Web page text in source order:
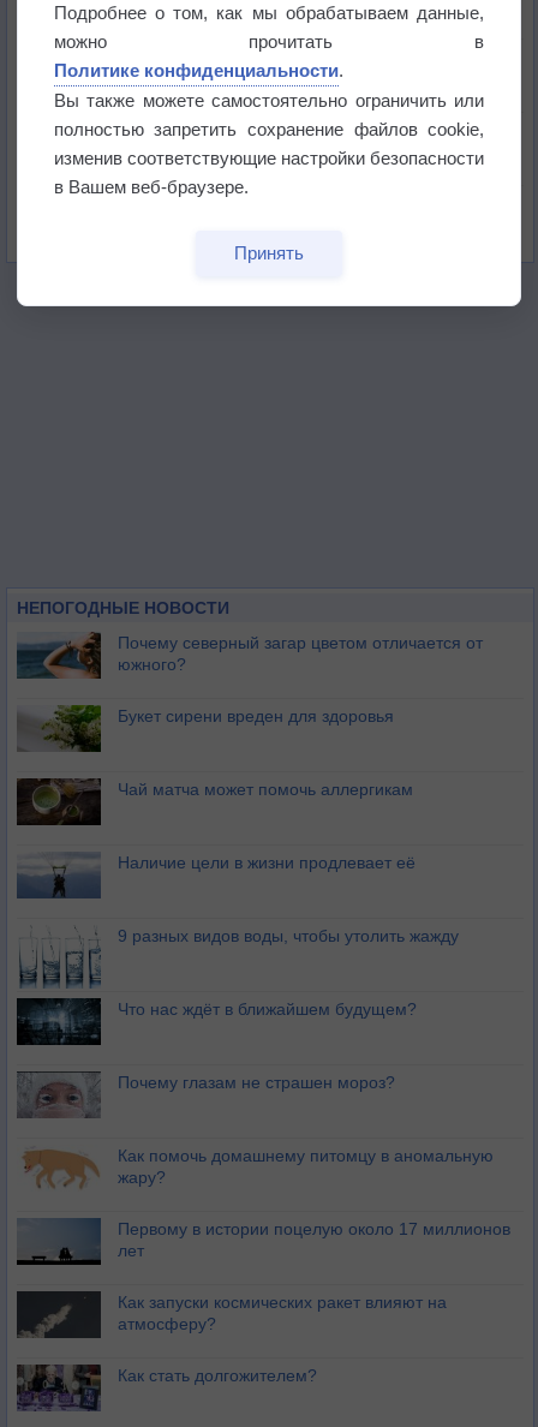
Атмосфера начала замерзать
В Приморье обнаружены морские волны тепла
Изменение климата повлияло на ареал обитания
НЕПОГОДНЫЕ НОВОСТИ
Почему северный загар цветом отличается от
южного?
Букет сирени вреден для здоровья
Чай матча может помочь аллергикам
Наличие цели в жизни продлевает её
9 разных видов воды, чтобы утолить жажду
Что нас ждёт в ближайшем будущем?
Почему глазам не страшен мороз?
Как помочь домашнему питомцу в аномальную
жару?
Первому в истории поцелую около 17 миллионов
лет
Как запуски космических ракет влияют на
атмосферу?
Как стать долгожителем?
Подробнее о том, как мы обрабатываем данные,
можно прочитать в
Политике конфиденциальности.
Вы также можете самостоятельно ограничить или
полностью запретить сохранение файлов cookie,
изменив соответствующие настройки безопасности
в Вашем веб-браузере.
Принять